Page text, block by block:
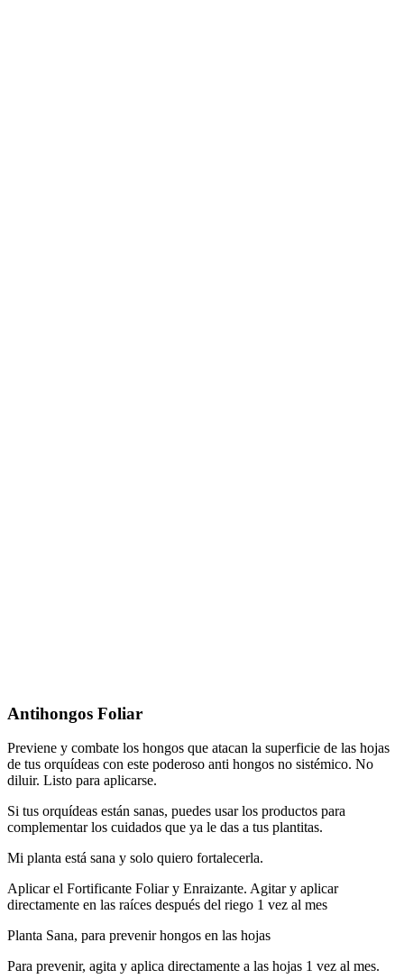
Antihongos Foliar
Previene y combate los hongos que atacan la superficie de las hojas
de tus orquídeas con este poderoso anti hongos no sistémico. No
diluir. Listo para aplicarse.
Si tus orquídeas están sanas, puedes usar los productos para
complementar los cuidados que ya le das a tus plantitas.
Mi planta está sana y solo quiero fortalecerla.
Aplicar el Fortificante Foliar y Enraizante. Agitar y aplicar
directamente en las raíces después del riego 1 vez al mes
Planta Sana, para prevenir hongos en las hojas
Para prevenir, agita y aplica directamente a las hojas 1 vez al mes.